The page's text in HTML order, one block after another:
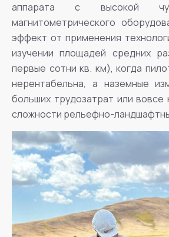
аппарата с высокой
магнитометрического
эффект от применения
изучении площадей средних
первые сотни кв. км), когда
нерентабельна, а наземные
больших трудозатрат или вовсе
сложности рельефно-